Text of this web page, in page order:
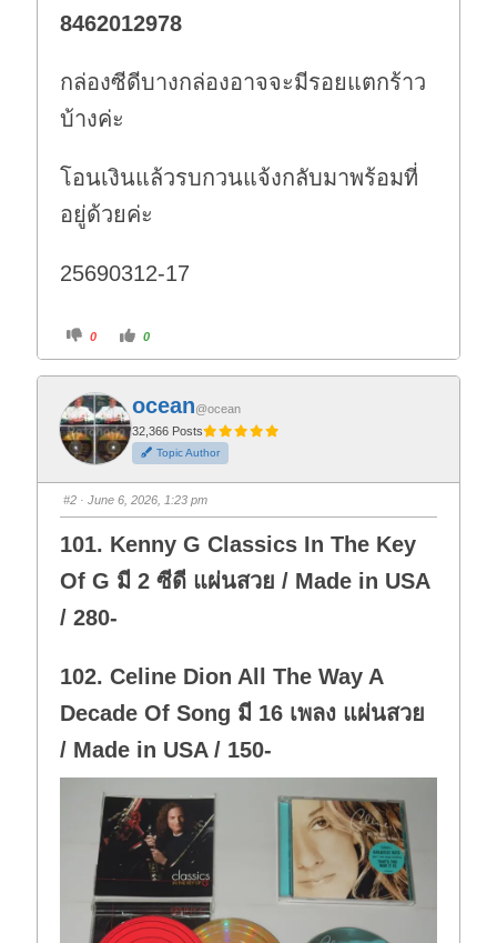
8462012978
กล่องซีดีบางกล่องอาจจะมีรอยแตกร้าว
บ้างค่ะ
โอนเงินแล้วรบกวนแจ้งกลับมาพร้อมที่
อยู่ด้วยค่ะ
25690312-17
C
i
k
f
o
r
t
h
u
m
d
o
n
.
0
C
i
k
o
r
t
h
u
m
u
p
0
ocean@ocean
32,366 Posts
Topic Author
#2 · June 6, 2026, 1:23 pm
101. Kenny G Classics In The Key
Of G มี 2 ซีดี แผ่นสวย / Made in USA
/ 280-
102. Celine Dion All The Way A
Decade Of Song มี 16 เพลง แผ่นสวย
/ Made in USA / 150-